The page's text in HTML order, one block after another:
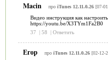
Macin про iTunes 12.11.0.26[07-
Видео инструкция как
https://youtu.be/X3TYm1Fa2B0
37
| 58 | Ответить
Егор про iTunes 12.11.0.26[02-12-